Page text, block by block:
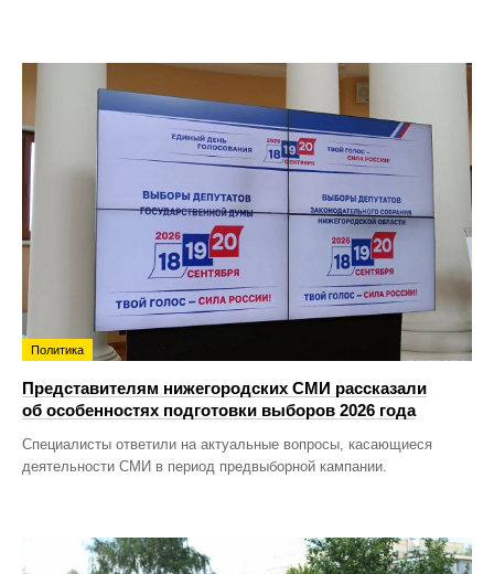
Политика
Представителям нижегородских СМИ рассказали
об особенностях подготовки выборов 2026 года
Специалисты ответили на актуальные вопросы, касающиеся
деятельности СМИ в период предвыборной кампании.